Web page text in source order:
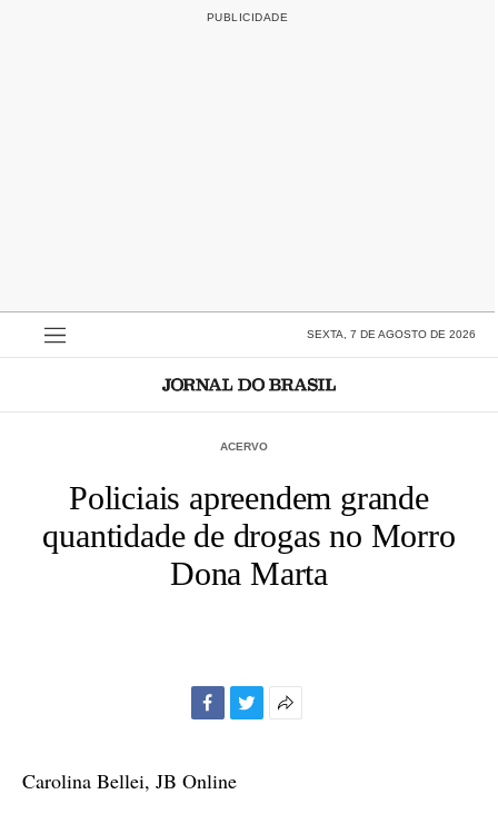
SEXTA, 7 DE AGOSTO DE 2026
ACERVO
Policiais apreendem grande
quantidade de drogas no Morro
Dona Marta
Carolina Bellei, JB Online